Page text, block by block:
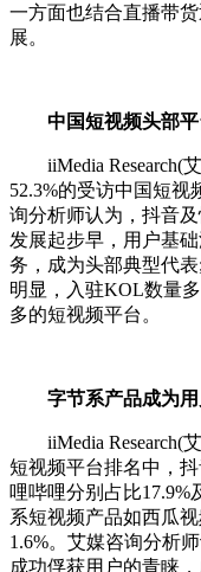
一方面也结合直播带
展。
中国短视频头部平
iiMedia Research(艾
52.3%的受访中国短
询分析师认为，抖音
发展起步早，用户基
务，成为头部典型代
明显，入驻KOL数量
多的短视频平台。
字节系产品成为用
iiMedia Research(艾
短视频平台排名中，
哩哔哩分别占比17.9%
系短视频产品如西瓜
1.6%。艾媒咨询分析
成功俘获用户的青睐